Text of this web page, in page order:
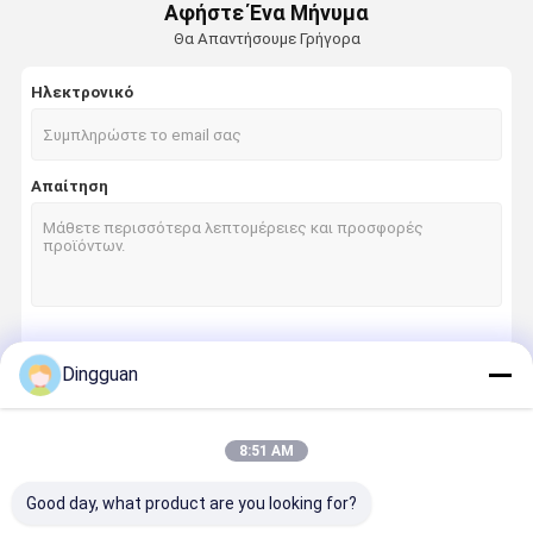
Αφήστε Ένα Μήνυμα
Θα Απαντήσουμε Γρήγορα
Ηλεκτρονικό
Απαίτηση
Dingguan
8:51 AM
Good day, what product are you looking for?